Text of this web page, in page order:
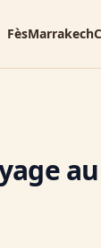
FèsMarrakech